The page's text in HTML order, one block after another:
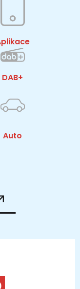
DAB+
Auto